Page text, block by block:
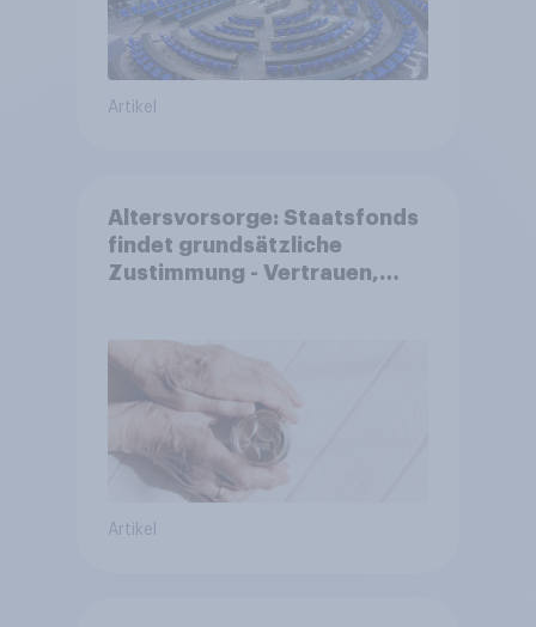
Artikel
Altersvorsorge: Staatsfonds
findet grundsätzliche
Zustimmung - Vertrauen,
Akzeptanz
Artikel